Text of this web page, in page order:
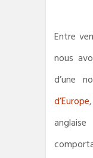
Entre
nous
d’une
d’Europe